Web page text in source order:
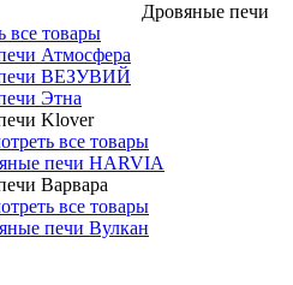
Дровяные печи
все товары
Атмосфера
ВЕЗУВИЙ
Этна
Klover
все товары
печи HARVIA
Варвара
все товары
печи Вулкан